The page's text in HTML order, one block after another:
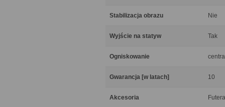
Stabilizacja obrazu Nie
Wyjście na statyw Tak
Ogniskowanie
Gwarancja [w latach] 10
Akcesoria